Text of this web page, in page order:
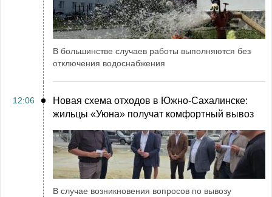
В большинстве случаев работы выполняются без
отключения водоснабжения
12:06
Новая схема отходов в Южно-Сахалинске:
жильцы «Уюна» получат комфортный вывоз
В случае возникновения вопросов по вывозу